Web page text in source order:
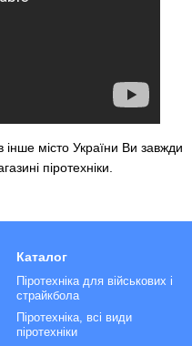
місто України Ви завжди
піротехніки
Каталог
Піротехніка для військових і
страйкбола
Піротехніка, всі види
піротехніки